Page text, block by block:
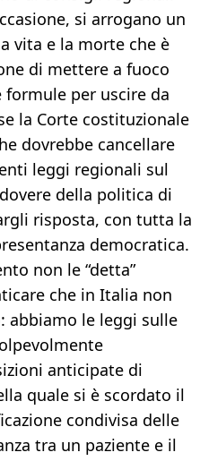
si arrogano un
vita e la morte che è
di mettere a fuoco
per uscire da
la Corte costituzionale
dovrebbe cancellare
leggi regionali sul
della politica di
risposta, con tutta la
democratica.
non le “detta”
che in Italia non
abbiamo le leggi sulle
anticipate di
quale si è scordato il
condivisa delle
tra un paziente e il